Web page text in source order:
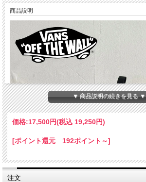
商品説明
▼ 商品説明の続きを見る ▼
価格:17,500円(税込 19,250円)
[ポイント還元 192ポイント～]
注文